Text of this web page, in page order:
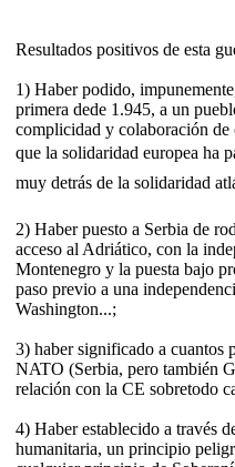
Resultados positivos de esta
1) Haber podido,
primera dede 1.945, a un
complicidad y colaboración de
que la solidaridad europea
muy detrás de la solidaridad
2) Haber puesto a Serbia de
acceso al Adriático, con la
Montenegro y la puesta bajo
paso previo a una
Washington...;
3) haber significado a cuantos
NATO (Serbia, pero también
relación con la CE sobretodo
4) Haber establecido a través
humanitaria, un principio